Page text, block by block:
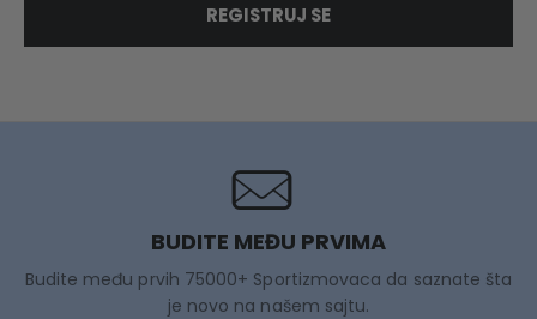
REGISTRUJ SE
BUDITE MEĐU PRVIMA
Budite među prvih 75000+ Sportizmovaca da saznate šta
je novo na našem sajtu.